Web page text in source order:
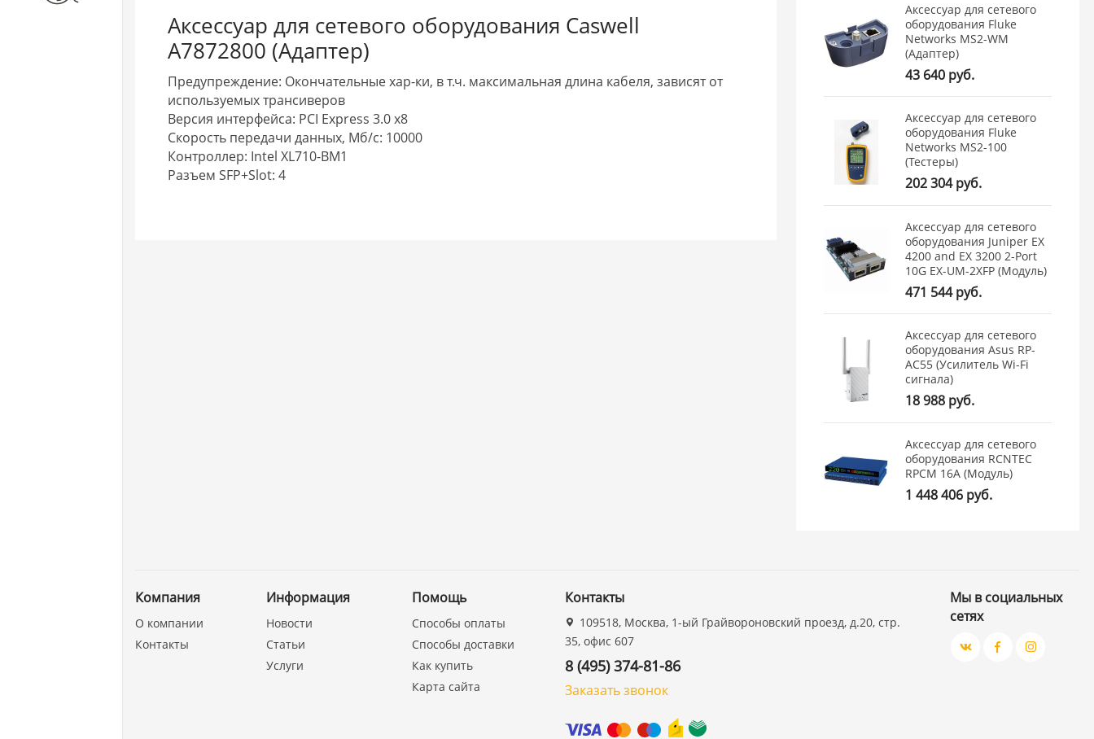
Аксессуар для сетевого оборудования Caswell
A7872800 (Адаптер)
Предупреждение: Окончательные хар-ки, в т.ч. максимальная длина кабеля, зависят от
используемых трансиверов
Версия интерфейса: PCI Express 3.0 x8
Скорость передачи данных, Мб/с: 10000
Контроллер: Intel XL710-BM1
Разъем SFP+Slot: 4
Аксессуар для сетевого
оборудования Fluke
Networks MS2-WM
(Адаптер)
43 640 руб.
Аксессуар для сетевого
оборудования Fluke
Networks MS2-100
(Тестеры)
202 304 руб.
Аксессуар для сетевого
оборудования Juniper EX
4200 and EX 3200 2-Port
10G EX-UM-2XFP (Модуль)
471 544 руб.
Аксессуар для сетевого
оборудования Asus RP-
AC55 (Усилитель Wi-Fi
сигнала)
18 988 руб.
Аксессуар для сетевого
оборудования RCNTEC
RPCM 16A (Модуль)
1 448 406 руб.
Компания
О компании
Контакты
Информация
Новости
Статьи
Услуги
Помощь
Способы оплаты
Способы доставки
Как купить
Карта сайта
Контакты
109518, Москва, 1-ый Грайвороновский проезд, д.20, стр.
35, офис 607
8 (495) 374-81-86
Заказать звонок
Мы в социальных
сетях